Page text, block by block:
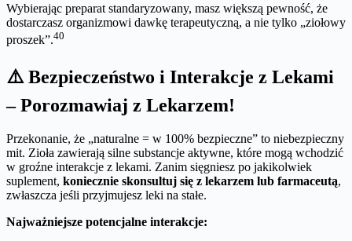
Wybierając preparat standaryzowany, masz większą pewność, że
dostarczasz organizmowi dawkę terapeutyczną, a nie tylko „ziołowy
proszek”.40
⚠️ Bezpieczeństwo i Interakcje z Lekami
– Porozmawiaj z Lekarzem!
Przekonanie, że „naturalne = w 100% bezpieczne” to niebezpieczny
mit. Zioła zawierają silne substancje aktywne, które mogą wchodzić
w groźne interakcje z lekami. Zanim sięgniesz po jakikolwiek
suplement, koniecznie skonsultuj się z lekarzem lub farmaceutą,
zwłaszcza jeśli przyjmujesz leki na stałe.
Najważniejsze potencjalne interakcje: